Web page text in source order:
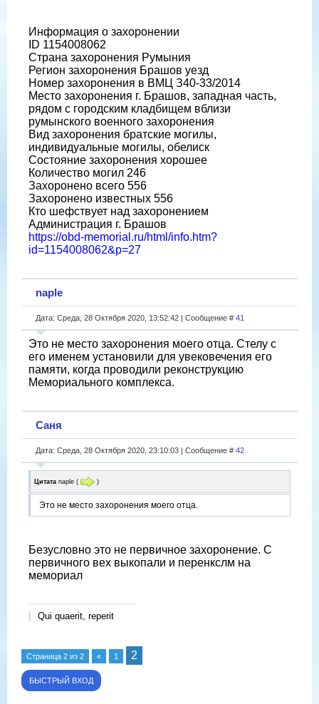
Информация о захоронении
ID 1154008062
Страна захоронения Румыния
Регион захоронения Брашов уезд
Номер захоронения в ВМЦ З40-33/2014
Место захоронения г. Брашов, западная часть,
рядом с городским кладбищем вблизи
румынского военного захоронения
Вид захоронения братские могилы,
индивидуальные могилы, обелиск
Состояние захоронения хорошее
Количество могил 246
Захоронено всего 556
Захоронено известных 556
Кто шефствует над захоронением
Администрация г. Брашов
https://obd-memorial.ru/html/info.htm?
id=1154008062&p=27
naple
Дата: Среда, 28 Октября 2020, 13:52:42 | Сообщение # 41
Это не место захоронения моего отца. Стелу с
его именем установили для увековечения его
памяти, когда проводили реконструкцию
Мемориального комплекса.
Саня
Дата: Среда, 28 Октября 2020, 23:10:03 | Сообщение # 42
Цитата naple ( )
Это не место захоронения моего отца.
Безусловно это не первичное захоронение. С
первичного вех выкопали и перенкслм на
мемориал
Qui quaerit, reperit
Страница 2 из 2 « 1 2